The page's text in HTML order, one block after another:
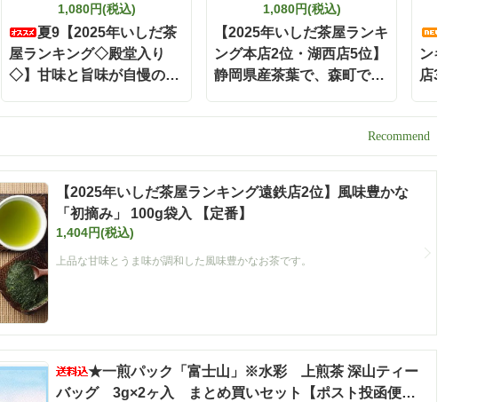
1,080円(税込)
夏9【2025年いしだ茶
屋ランキング◇殿堂入り
◇】甘味と旨味が自慢の
5g×40ヶ入 静岡 森町 お茶
番】【キャンペーン対象
外】【夏ギフト】
1,080円(税込)
【2025年いしだ茶屋ランキ
ング本店2位・湖西店5位】
静岡県産茶葉で、森町で作
茶ティーバッグ5g×30ヶ入
ンキング都
店3位】森
番】
【2025年いしだ茶屋ランキング遠鉄店2位】風味豊かな
「初摘み」 100g袋入 【定番】
1,404円(税込)
上品な甘味とうま味が調和した風味豊かなお茶です。
★一煎パック「富士山」※水彩 上煎茶 深山ティー
バッグ 3g×2ヶ入 まとめ買いセット【ポスト投函便・